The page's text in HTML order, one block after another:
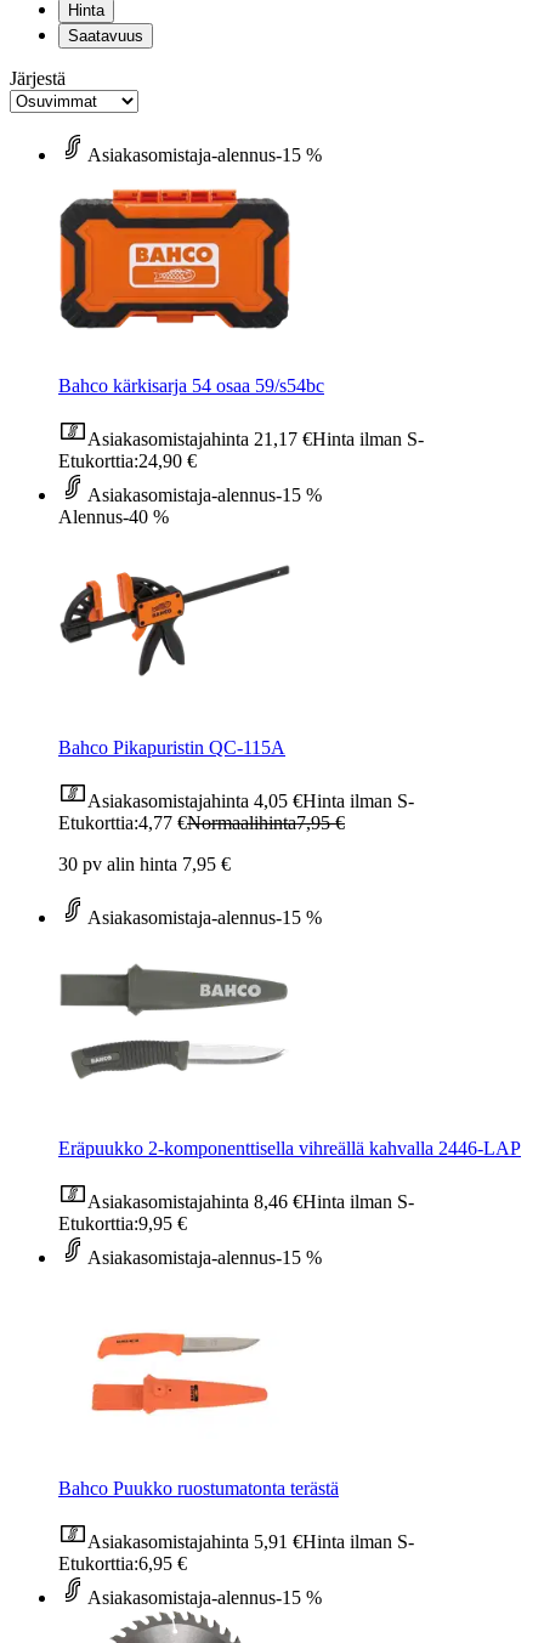
Hinta
Saatavuus
Järjestä
Asiakasomistaja-alennus-15 %
Bahco kärkisarja 54 osaa 59/s54bc
Asiakasomistajahinta 21,17 €Hinta ilman S-
Etukorttia:24,90 €
Asiakasomistaja-alennus-15 %
Alennus-40 %
Bahco Pikapuristin QC-115A
Asiakasomistajahinta 4,05 €Hinta ilman S-
Etukorttia:4,77 €Normaalihinta7,95 €
30 pv alin hinta 7,95 €
Asiakasomistaja-alennus-15 %
Eräpuukko 2-komponenttisella vihreällä kahvalla 2446-LAP
Asiakasomistajahinta 8,46 €Hinta ilman S-
Etukorttia:9,95 €
Asiakasomistaja-alennus-15 %
Bahco Puukko ruostumatonta terästä
Asiakasomistajahinta 5,91 €Hinta ilman S-
Etukorttia:6,95 €
Asiakasomistaja-alennus-15 %